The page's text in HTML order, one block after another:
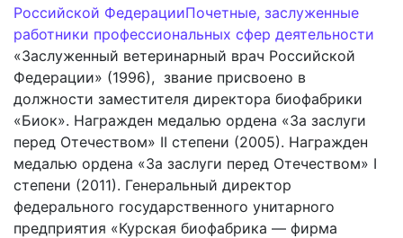
Российской ФедерацииПочетные, заслуженные
работники профессиональных сфер деятельности
«Заслуженный ветеринарный врач Российской
Федерации» (1996), звание присвоено в
должности заместителя директора биофабрики
«Биок». Награжден медалью ордена «За заслуги
перед Отечеством» II степени (2005). Награжден
медалью ордена «За заслуги перед Отечеством» I
степени (2011). Генеральный директор
федерального государственного унитарного
предприятия «Курская биофабрика — фирма